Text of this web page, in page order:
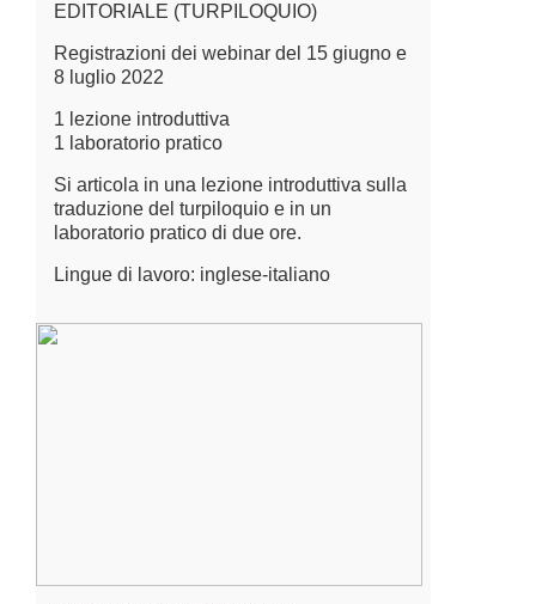
EDITORIALE (TURPILOQUIO)
Registrazioni dei webinar del 15 giugno e
8 luglio 2022
1 lezione introduttiva
1 laboratorio pratico
Si articola in una lezione introduttiva sulla
traduzione del turpiloquio e in un
laboratorio pratico di due ore.
Lingue di lavoro: inglese-italiano